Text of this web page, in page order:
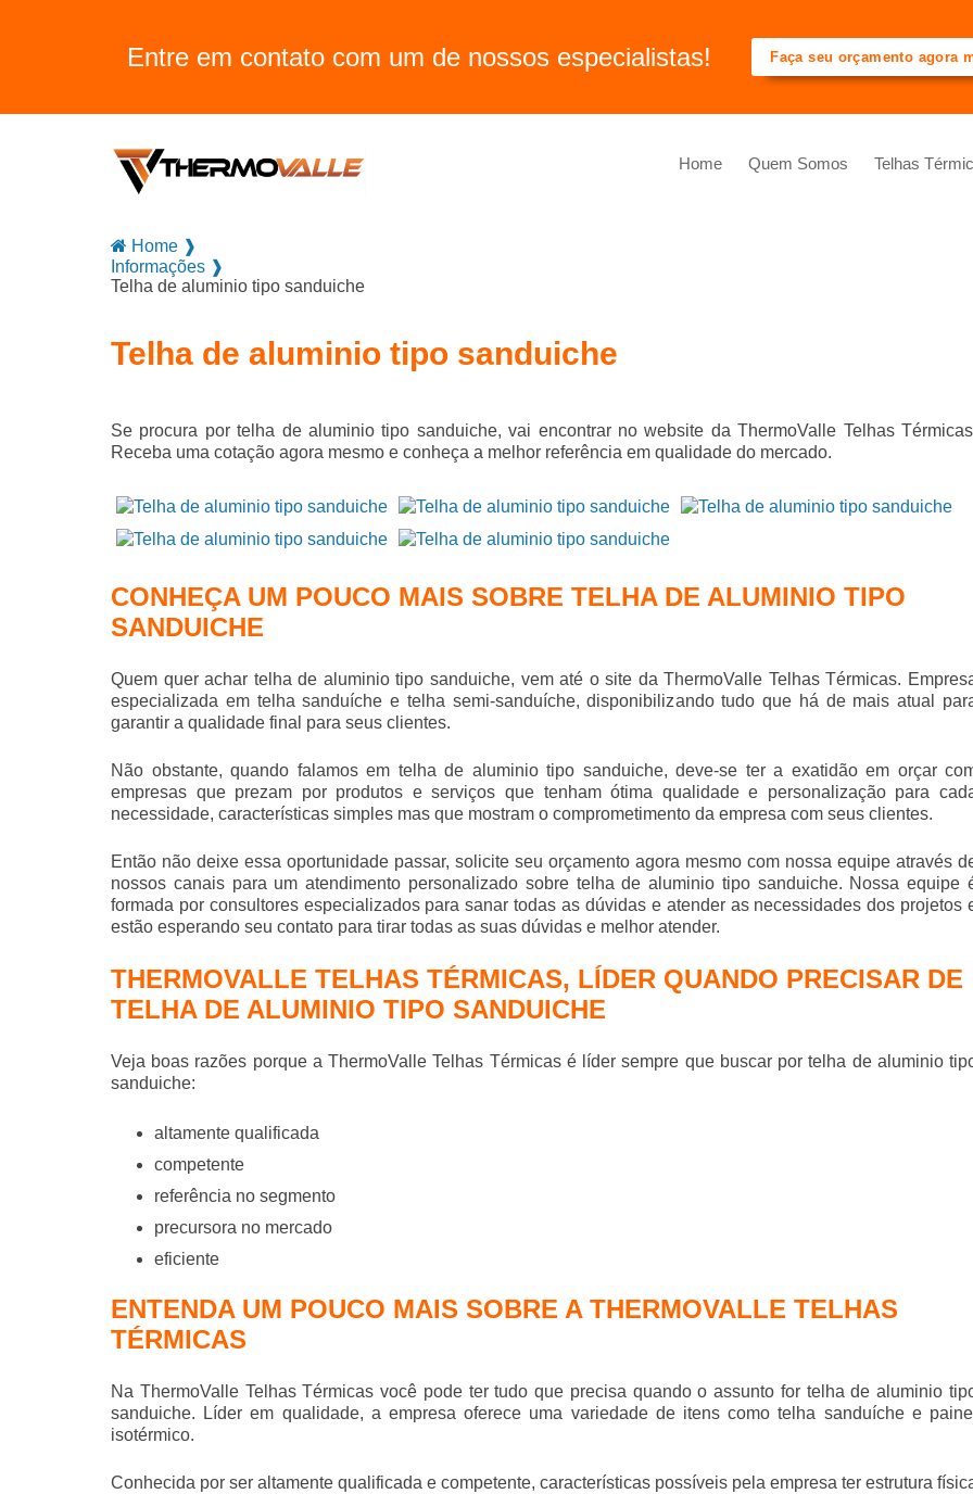
Entre em contato com um de nossos especialistas! Faça seu orçamento agora
Home Quem Somos Telhas
Home ❱
Informações ❱
Telha de aluminio tipo sanduiche
Telha de aluminio tipo sanduiche
Se procura portelha de aluminio tipo sanduiche, vai encontrar no website da ThermoValle Telhas
Receba uma cotação agora mesmo e conheça a melhor referência em qualidade do mercado.
CONHEÇA UM POUCO MAIS SOBRE TELHA DE ALUMINIO TIPO
SANDUICHE
Quem quer achar telha de aluminio tipo sanduiche, vem até o site da ThermoValle Telhas Térmicas.
especializada em telha sanduíche e telha semi-sanduíche, disponibilizando tudo que há de mais atual
garantir a qualidade final para seus clientes.
Não obstante, quando falamos em telha de aluminio tipo sanduiche, deve-se ter a exatidão em orçar
empresas que prezam por produtos e serviços que tenham ótima qualidade e personalização para
necessidade, características simples mas que mostram o comprometimento da empresa com seus clientes.
Então não deixe essa oportunidade passar, solicite seu orçamento agora mesmo com nossa equipe através
nossos canais para um atendimento personalizado sobre telha de aluminio tipo sanduiche. Nossa equipe
formada por consultores especializados para sanar todas as dúvidas e atender as necessidades dos projetos
estão esperando seu contato para tirar todas as suas dúvidas e melhor atender.
THERMOVALLE TELHAS TÉRMICAS, LÍDER QUANDO PRECISAR DE
TELHA DE ALUMINIO TIPO SANDUICHE
Veja boas razões porque a ThermoValle Telhas Térmicas é líder sempre que buscar portelha de aluminio
sanduiche:
altamente qualificada
competente
referência no segmento
precursora no mercado
eficiente
ENTENDA UM POUCO MAIS SOBRE A THERMOVALLE TELHAS
TÉRMICAS
Na ThermoValle Telhas Térmicas você pode ter tudo que precisa quando o assunto for telha de aluminio
sanduiche. Líder em qualidade, a empresa oferece uma variedade de itens como telha sanduíche e painel
isotérmico.
Conhecida por ser altamente qualificada e competente, características possíveis pela empresa ter estrutura